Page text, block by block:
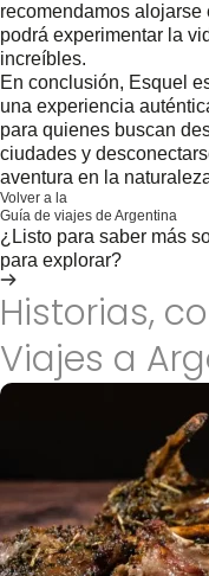
recomendamos
podrá experimentar la
increíbles.
En conclusión, Esquel
una experiencia
para quienes buscan
ciudades y
aventura en la
Volver a la
Guía de viajes de Argentina
¿Listo para saber más
para explorar?
Historias,
Viajes a